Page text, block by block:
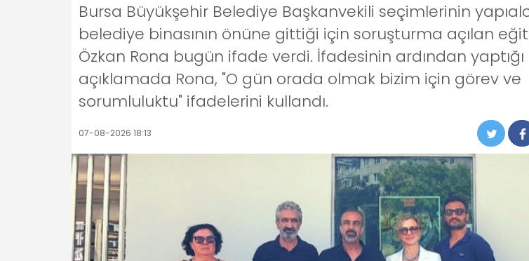
Bursa Büyükşehir Belediye Başkanvekili seçimlerinin
belediye binasının önüne gittiği için soruşturma açılan
Özkan Rona bugün ifade verdi. İfadesinin ardından yaptığı
açıklamada Rona, "O gün orada olmak bizim için görev ve
sorumluluktu" ifadelerini kullandı.
07-08-2026 18:13